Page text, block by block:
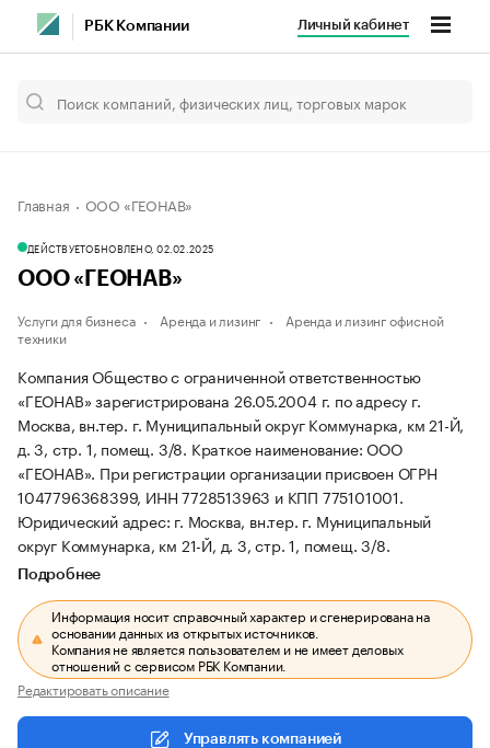
РБК Компании Личный кабинет
Главная ООО «ГЕОНАВ»
ДЕЙСТВУЕТОБНОВЛЕНО, 02.02.2025
ООО «ГЕОНАВ»
Услуги для бизнеса Аренда и лизинг
Аренда и лизинг офисной
техники
Компания Общество с ограниченной ответственностью
«ГЕОНАВ» зарегистрирована 26.05.2004 г. по адресу г.
Москва, вн.тер. г. Муниципальный округ Коммунарка, км 21-Й,
д. 3, стр. 1, помещ. 3/8. Краткое наименование: ООО
«ГЕОНАВ». При регистрации организации присвоен ОГРН
1047796368399, ИНН 7728513963 и КПП 775101001.
Юридический адрес: г. Москва, вн.тер. г. Муниципальный
округ Коммунарка, км 21-Й, д. 3, стр. 1, помещ. 3/8.
Подробнее
Информация носит справочный характер и сгенерирована на
основании данных из открытых источников.
Компания не является пользователем и не имеет деловых
отношений с сервисом РБК Компании.
Редактировать описание
Управлять компанией